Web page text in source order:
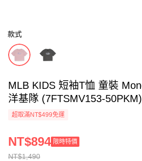
款式
MLB KIDS 短袖T恤 童裝 Monogram系列 紐約
洋基隊 (7FTSMV153-50PKM)
超取滿NT$499免運
NT$1,490
NT$894 限時特價